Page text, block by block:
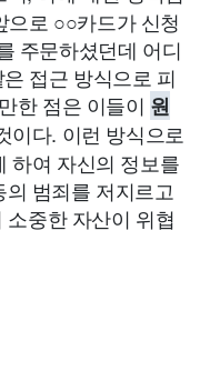
으로 ○○카드가 신청
주문하셨던데 어디
접근 방식으로 피
한 점은 이들이 원
이다. 이런 방식으로
하여 자신의 정보를
범죄를 저지르고
중한 자산이 위협